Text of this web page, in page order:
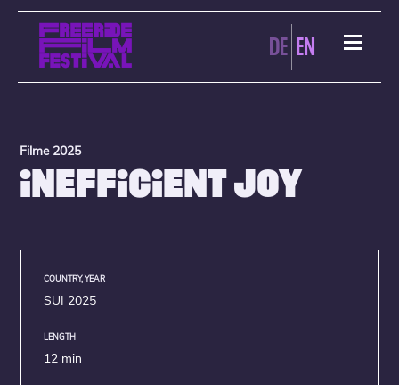
DE EN
Filme 2025
INEFFICIENT JOY
COUNTRY, YEAR
SUI 2025
LENGTH
12 min